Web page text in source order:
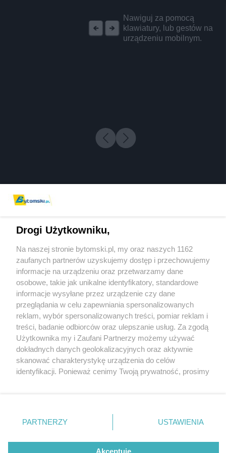
Nawiguj za pomocą
klawiatury, lub gestów na
urządzeniu mobilnym.
1 / 0
Wydawca mediów lokalnych
Nie zapomnij
zapoznać się z:
polityką prywatności regulamin korzystania z portali
Twojemiasto
Piekary Śląskie
Chorzów
Tarnowskie Góry
Gliwice
Skontakuj sięz nami
Kontakt
Wydawca
Pogoda
Drogi Użytkowniku,
Na naszej stronie bytomski.pl, my oraz naszych 1162
zaufanych partnerów uzyskujemy dostęp i przechowujemy
informacje na urządzeniu oraz przetwarzamy dane
osobowe, takie jak unikalne identyfikatory, standardowe
informacje wysyłane przez urządzenie czy dane
przeglądania w celu zapewniania spersonalizowanych
reklam, wybór spersonalizowanych treści, pomiar reklam i
treści, badanie odbiorców oraz ulepszanie usług. Za zgodą
Użytkownika my i Zaufani Partnerzy możemy używać
dokładnych danych geolokalizacyjnych oraz aktywnie
skanować charakterystykę urządzenia do celów
identyfikacji. Ponieważ cenimy Twoją prywatność, prosimy
prywatności znajdujący się w lewym dolnym rogu strony
. Niektóre rodzaje przetwarzania danych nie wymagają
zgody użytkownika, ale masz prawo sprzeciwić się
takiemu przetwarzaniu. Preferencje będą miały
PARTNERZY USTAWIENIA
Akceptuję